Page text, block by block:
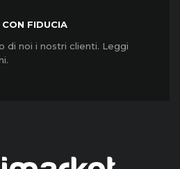
FIDUCIA
di noi i nostri clienti. Leggi